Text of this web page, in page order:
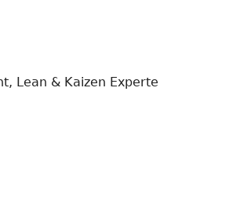
Lean & Kaizen Experte